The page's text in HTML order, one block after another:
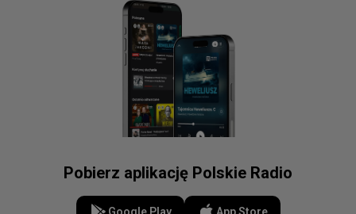
Pobierz aplikację Polskie Radio
Google Play App Store